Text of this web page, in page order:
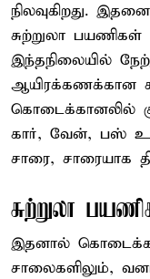
நிலவுகிறது.
சுற்றுலா பயணிகள்
இந்தநிலையில்
ஆயிரக்கணக்கான
கொடைக்கானலில்
கார், வேன், பஸ்
சாரை, சாரையாக
சுற்றுலா
இதனால்
சாலைகளிலும்,